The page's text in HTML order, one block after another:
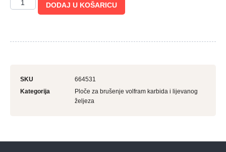
DODAJ U KOŠARICU
SKU
664531
Kategorija
Ploče za brušenje volfram karbida i lijevanog
željeza